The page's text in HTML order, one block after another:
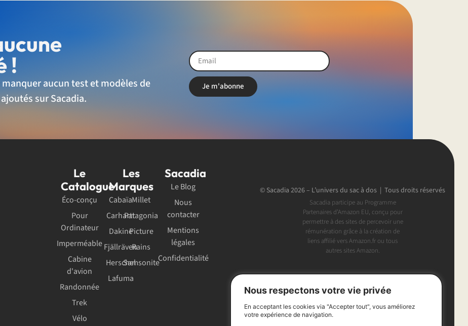
Nous respectons votre vie privée
En acceptant les cookies via "Accepter tout", vous améliorez
votre expérience de navigation.
!
aucun test et modèles de
sur Sacadia.
Je m'abonne
Le
Catalogue
Éco-conçu
Pour
Ordinateur
Imperméable
Cabine
d'avion
Randonnée
Trek
Vélo
Les
Marques
Cabaïa
Carhartt
Dakine
Fjällräven
Herschel
Lafuma
Millet
Patagonia
Picture
Rains
Samsonite
Sacadia
Le Blog
Nous
contacter
Mentions
légales
Confidentialité
© Sacadia 2026 – L’univers du sac à dos | Tous droits réservés
Sacadia participe au Programme
Partenaires d’Amazon EU, conçu pour
permettre à des sites de percevoir une
rémunération grâce à la création de
liens affilié vers Amazon.fr ou tous
autres sites Amazon.